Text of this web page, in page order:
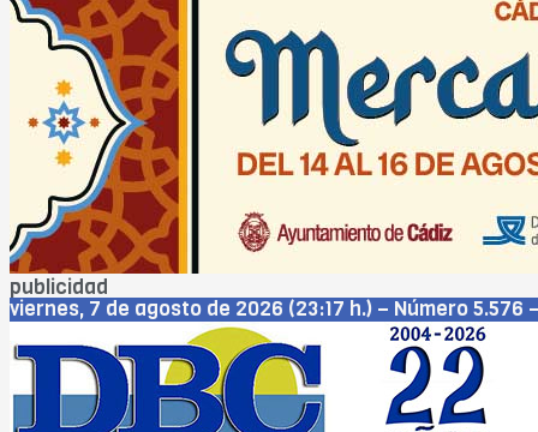
publicidad
viernes, 7 de agosto de 2026 (23:17 h.) – Número 5.576
Cádiz
Jerez
San Fernando
Chiclana